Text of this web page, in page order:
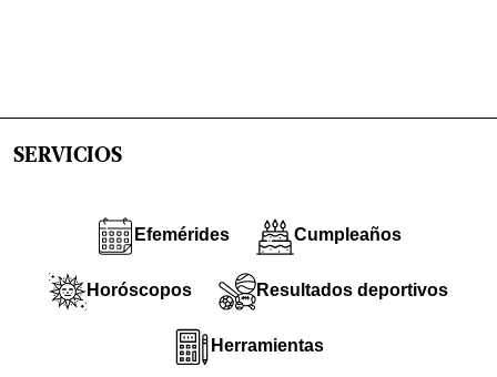
SERVICIOS
Efemérides Cumpleaños
Horóscopos Resultados deportivos
Herramientas